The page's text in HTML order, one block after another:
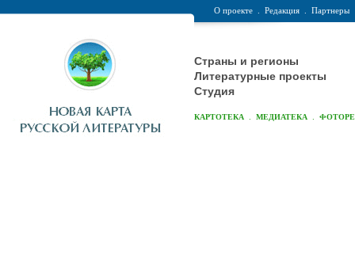
О проекте Редакция Партнеры
Страны и регионы
Литературные проекты
Студия
КАРТОТЕКА МЕДИАТЕКА